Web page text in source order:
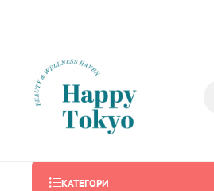
КАТЕГОРИ